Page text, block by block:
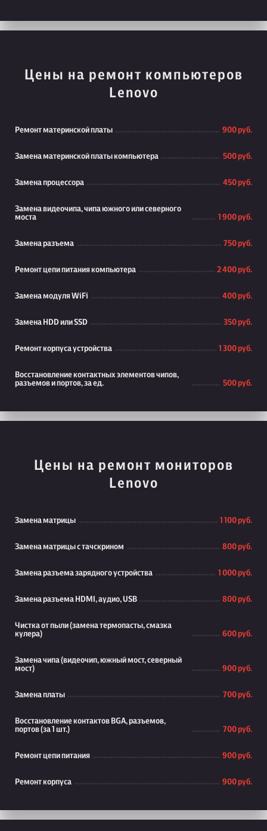
Цены на ремонт компьютеров
Lenovo
Ремонт материнской платы 900 руб.
Замена материнской платы компьютера 500 руб.
Замена процессора 450 руб.
Замена видеочипа, чипа южного или северного
моста
1 900 руб.
Замена разъема 750 руб.
Ремонт цепи питания компьютера 2 400 руб.
Замена модуля WiFi 400 руб.
Замена HDD или SSD 350 руб.
Ремонт корпуса устройства 1 300 руб.
Восстановление контактных элементов чипов,
разъемов и портов, за ед.
500 руб.
Цены на ремонт мониторов
Lenovo
Замена матрицы 1 100 руб.
Замена матрицы с тачскрином 800 руб.
Замена разъема зарядного устройства 1 000 руб.
Замена разъема HDMI, аудио, USB 800 руб.
Чистка от пыли (замена термопасты, смазка
кулера)
600 руб.
Замена чипа (видеочип, южный мост, северный
мост)
900 руб.
Замена платы 700 руб.
Восстановление контактов BGA, разъемов,
портов (за 1 шт.)
700 руб.
Ремонт цепи питания 900 руб.
Ремонт корпуса 900 руб.